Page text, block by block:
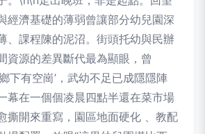
經濟基礎的薄弱曾讓部分幼兒園深
、課程陳的泥沼。街頭托幼與民辦
資源的差異斷代最為顯眼，曾
下有空崗’，武幼不足已成隱隱陣
幕在一個個凌晨四點半還在菜市場
撕開來重寫，園區地面硬化 、教配